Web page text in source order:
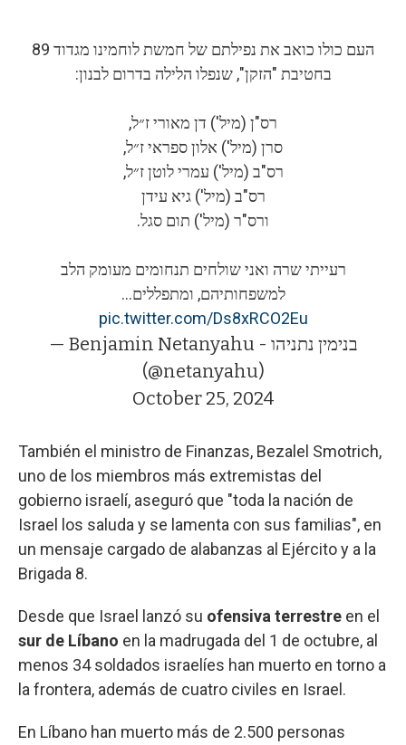
העם כולו כואב את נפילתם של חמשת לוחמינו מגדוד 89
בחטיבת "הזקן", שנפלו הלילה בדרום לבנון:
רס"ן (מיל') דן מאורי ז״ל,
סרן (מיל') אלון ספראי ז״ל,
רס"ב (מיל') עמרי לוטן ז״ל,
רס"ב (מיל') גיא עידן
ורס"ר (מיל') תום סגל.
רעייתי שרה ואני שולחים תנחומים מעומק הלב
למשפחותיהם, ומתפללים…
pic.twitter.com/Ds8xRCO2Eu
— Benjamin Netanyahu - בנימין נתניהו
(@netanyahu)
October 25, 2024
También el ministro de Finanzas, Bezalel Smotrich,
uno de los miembros más extremistas del
gobierno israelí, aseguró que "toda la nación de
Israel los saluda y se lamenta con sus familias", en
un mensaje cargado de alabanzas al Ejército y a la
Brigada 8.
Desde que Israel lanzó su ofensiva terrestre en el
sur de Líbano en la madrugada del 1 de octubre, al
menos 34 soldados israelíes han muerto en torno a
la frontera, además de cuatro civiles en Israel.
En Líbano han muerto más de 2.500 personas